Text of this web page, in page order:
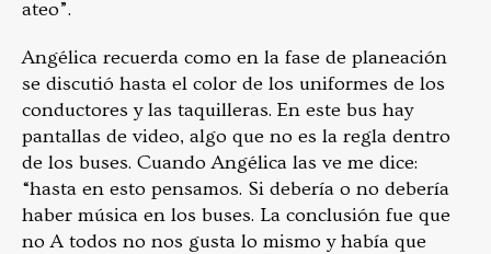
ateo”.
Angélica recuerda como en la fase de planeación
se discutió hasta el color de los uniformes de los
conductores y las taquilleras. En este bus hay
pantallas de video, algo que no es la regla dentro
de los buses. Cuando Angélica las ve me dice:
“hasta en esto pensamos. Si debería o no debería
haber música en los buses. La conclusión fue que
no A todos no nos gusta lo mismo y había que